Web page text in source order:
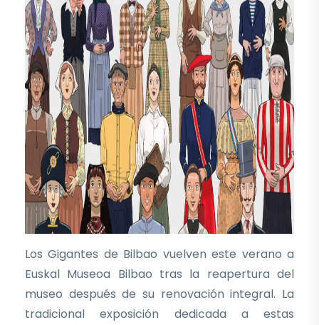
Los Gigantes de Bilbao vuelven este verano a
Euskal Museoa Bilbao tras la reapertura del
museo después de su renovación integral. La
tradicional exposición dedicada a estas